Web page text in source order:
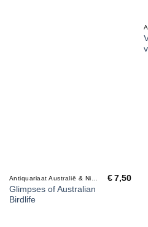
Glimpses of Australian
Birdlife
€ 7,50